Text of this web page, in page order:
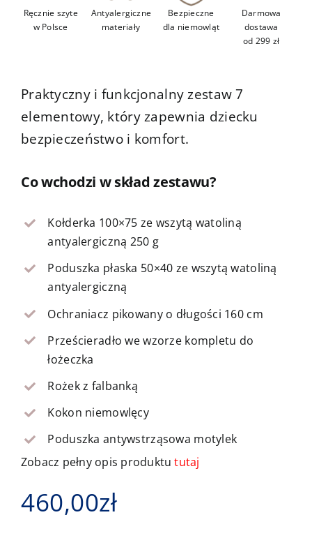
Ręcznie szyte
w Polsce
Antyalergiczne
materiały
Bezpieczne
dla niemowląt
Darmowa
dostawa
od 299 zł
Praktyczny i funkcjonalny zestaw 7
elementowy, który zapewnia dziecku
bezpieczeństwo i komfort.
Co wchodzi w skład zestawu?
Kołderka 100×75 ze wszytą watoliną
antyalergiczną 250 g
Poduszka płaska 50×40 ze wszytą watoliną
antyalergiczną
Ochraniacz pikowany o długości 160 cm
Prześcieradło we wzorze kompletu do
łożeczka
Rożek z falbanką
Kokon niemowlęcy
Poduszka antywstrząsowa motylek
Zobacz pełny opis produktututaj
460,00zł